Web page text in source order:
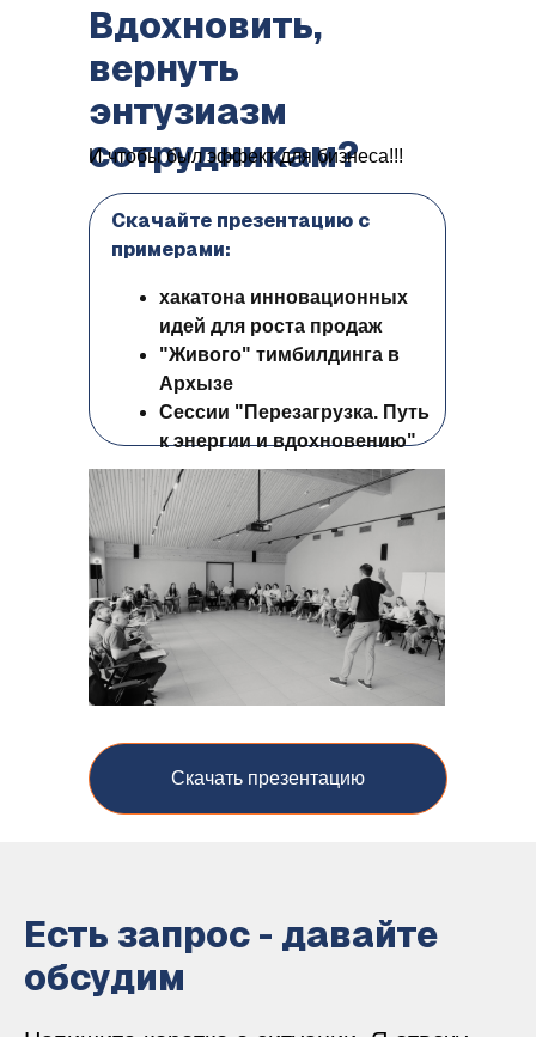
Вдохновить,
вернуть
энтузиазм
сотрудникам?
И чтобы был эффект для бизнеса!!!
Скачайте презентацию с
примерами:
хакатона инновационных
идей для роста продаж
"Живого" тимбилдинга в
Архызе
Сессии "Перезагрузка. Путь
к энергии и вдохновению"
Скачать презентацию
Есть запрос - давайте
обсудим
Максим
Эксперт по устойчивому